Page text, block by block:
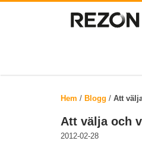
Hem / Blogg / Att
Att välja och
2012-02-28